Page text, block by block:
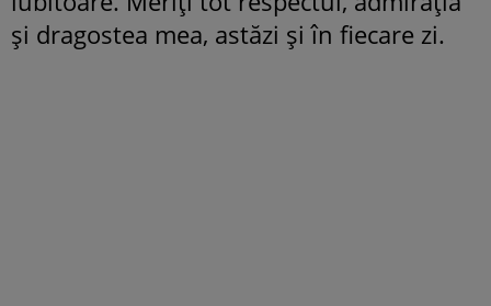
și dragostea mea, astăzi și în fiecare zi.